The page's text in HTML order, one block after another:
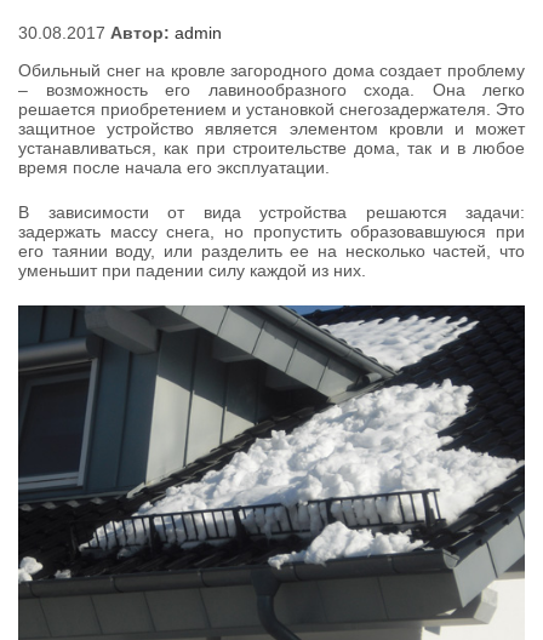
30.08.2017 Автор: admin
Обильный снег на кровле загородного дома создает проблему
– возможность его лавинообразного схода. Она легко
решается приобретением и установкой снегозадержателя. Это
защитное устройство является элементом кровли и может
устанавливаться, как при строительстве дома, так и в любое
время после начала его эксплуатации.
В зависимости от вида устройства решаются задачи:
задержать массу снега, но пропустить образовавшуюся при
его таянии воду, или разделить ее на несколько частей, что
уменьшит при падении силу каждой из них.